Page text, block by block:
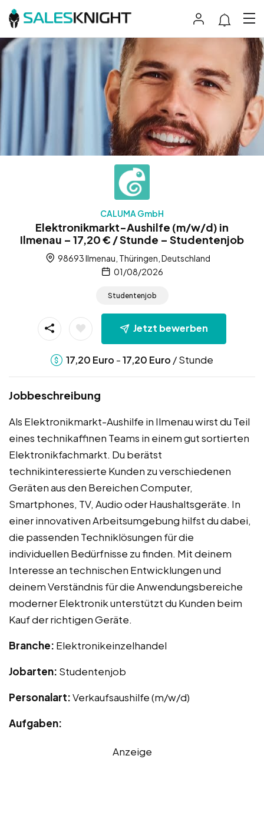
CALUMA GmbH
Elektronikmarkt-Aushilfe (m/w/d) in
Ilmenau – 17,20 € / Stunde – Studentenjob
98693 Ilmenau, Thüringen, Deutschland
01/08/2026
Studentenjob
Jetzt bewerben
17,20 Euro -17,20 Euro / Stunde
Jobbeschreibung
Als Elektronikmarkt-Aushilfe in Ilmenau wirst du Teil
eines technikaffinen Teams in einem gut sortierten
Elektronikfachmarkt. Du berätst
technikinteressierte Kunden zu verschiedenen
Geräten aus den Bereichen Computer,
Smartphones, TV, Audio oder Haushaltsgeräte. In
einer innovativen Arbeitsumgebung hilfst du dabei,
die passenden Techniklösungen für die
individuellen Bedürfnisse zu finden. Mit deinem
Interesse an technischen Entwicklungen und
deinem Verständnis für die Anwendungsbereiche
moderner Elektronik unterstützt du Kunden beim
Kauf der richtigen Geräte.
Branche: Elektronikeinzelhandel
Jobarten: Studentenjob
Personalart:Verkaufsaushilfe (m/w/d)
Aufgaben:
Anzeige